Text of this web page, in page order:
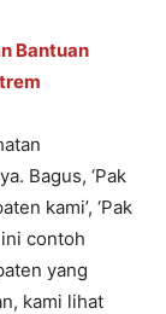
Bantuan
Bagus, ‘Pak
kami’, ‘Pak
ini contoh
yang
kami lihat